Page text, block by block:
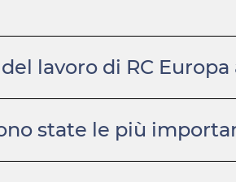
lavoro di RC Europa
state le più